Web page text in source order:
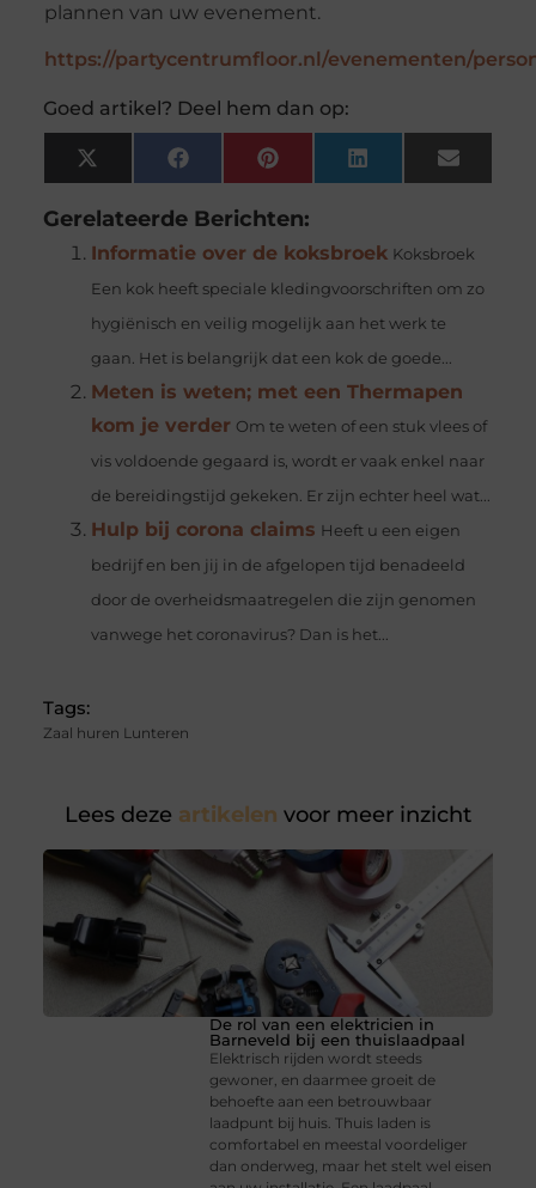
plannen van uw evenement.
https://partycentrumfloor.nl/evenementen/
Goed artikel? Deel hem dan op:
X
(Twitter)
FacebookPinterest LinkedIn Email
Gerelateerde Berichten:
Informatie over de koksbroek Koksbroek
Een kok heeft speciale kledingvoorschriften om zo
hygiënisch en veilig mogelijk aan het werk te
gaan. Het is belangrijk dat een kok de goede...
Meten is weten; met een Thermapen
kom je verder Om te weten of een stuk vlees of
vis voldoende gegaard is, wordt er vaak enkel naar
de bereidingstijd gekeken. Er zijn echter heel wat...
Hulp bij corona claims Heeft u een eigen
bedrijf en ben jij in de afgelopen tijd benadeeld
door de overheidsmaatregelen die zijn genomen
vanwege het coronavirus? Dan is het...
Tags:
Zaal huren Lunteren
Lees deze artikelen voor meer inzicht
De rol van een elektricien in
Barneveld bij een thuislaadpaal
Elektrisch rijden wordt steeds
gewoner, en daarmee groeit de
behoefte aan een betrouwbaar
laadpunt bij huis. Thuis laden is
comfortabel en meestal voordeliger
dan onderweg, maar het stelt wel eisen